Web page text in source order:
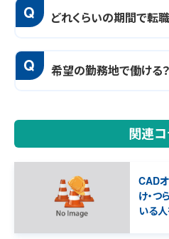
Q どれくらいの期間で転
Q 希望の勤務地で働ける？
関連
CAD
け・
いる